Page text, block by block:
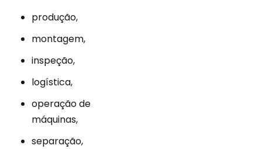
produção,
montagem,
inspeção,
logística,
operação de
máquinas,
separação,